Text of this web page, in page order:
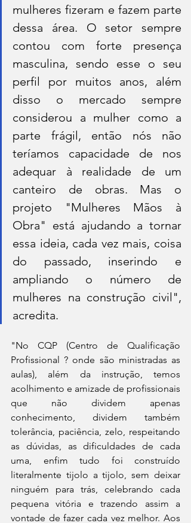
mulheres fizeram e fazem parte
dessa área. O setor sempre
contou com forte presença
masculina, sendo esse o seu
perfil por muitos anos, além
disso o mercado sempre
considerou a mulher como a
parte frágil, então nós não
teríamos capacidade de nos
adequar à realidade de um
canteiro de obras. Mas o
projeto "Mulheres Mãos à
Obra" está ajudando a tornar
essa ideia, cada vez mais, coisa
do passado, inserindo e
ampliando o número de
mulheres na construção civil",
acredita.
"No CQP (Centro de Qualificação
Profissional ? onde são ministradas as
aulas), além da instrução, temos
acolhimento e amizade de profissionais
que não dividem apenas
conhecimento, dividem também
tolerância, paciência, zelo, respeitando
as dúvidas, as dificuldades de cada
uma, enfim tudo foi construído
literalmente tijolo a tijolo, sem deixar
ninguém para trás, celebrando cada
pequena vitória e trazendo assim a
vontade de fazer cada vez melhor. Aos